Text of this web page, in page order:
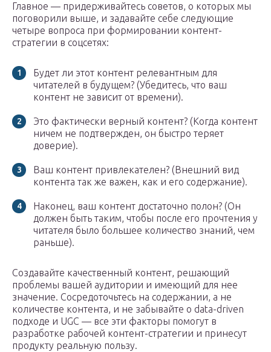
Главное — придерживайтесь советов, о которых мы
поговорили выше, и задавайте себе следующие
четыре вопроса при формировании контент-
стратегии в соцсетях:
Будет ли этот контент релевантным для
читателей в будущем? (Убедитесь, что ваш
контент не зависит от времени).
Это фактически верный контент? (Когда контент
ничем не подтвержден, он быстро теряет
доверие).
Ваш контент привлекателен? (Внешний вид
контента так же важен, как и его содержание).
Наконец, ваш контент достаточно полон? (Он
должен быть таким, чтобы после его прочтения у
читателя было большее количество знаний, чем
раньше).
Создавайте качественный контент, решающий
проблемы вашей аудитории и имеющий для нее
значение. Сосредоточьтесь на содержании, а не
количестве контента, и не забывайте о data-driven
подходе и UGC — все эти факторы помогут в
разработке рабочей контент-стратегии и принесут
продукту реальную пользу.